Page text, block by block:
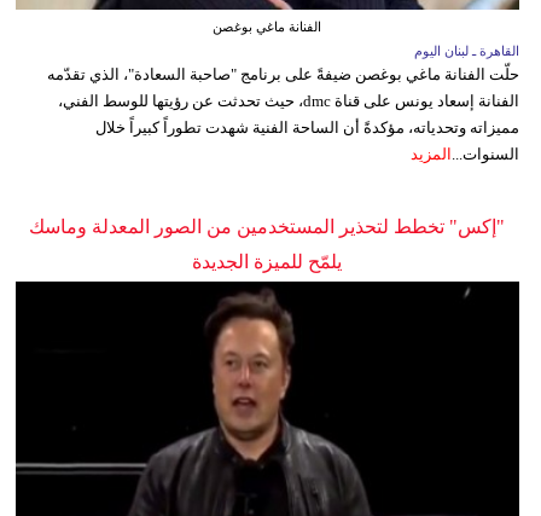
الفنانة ماغي بوغصن
القاهرة ـ لبنان اليوم
حلّت الفنانة ماغي بوغصن ضيفةً على برنامج "صاحبة السعادة"، الذي تقدّمه
الفنانة إسعاد يونس على قناة dmc، حيث تحدثت عن رؤيتها للوسط الفني،
مميزاته وتحدياته، مؤكدةً أن الساحة الفنية شهدت تطوراً كبيراً خلال
السنوات...
المزيد
"إكس" تخطط لتحذير المستخدمين من الصور المعدلة وماسك
يلمّح للميزة الجديدة